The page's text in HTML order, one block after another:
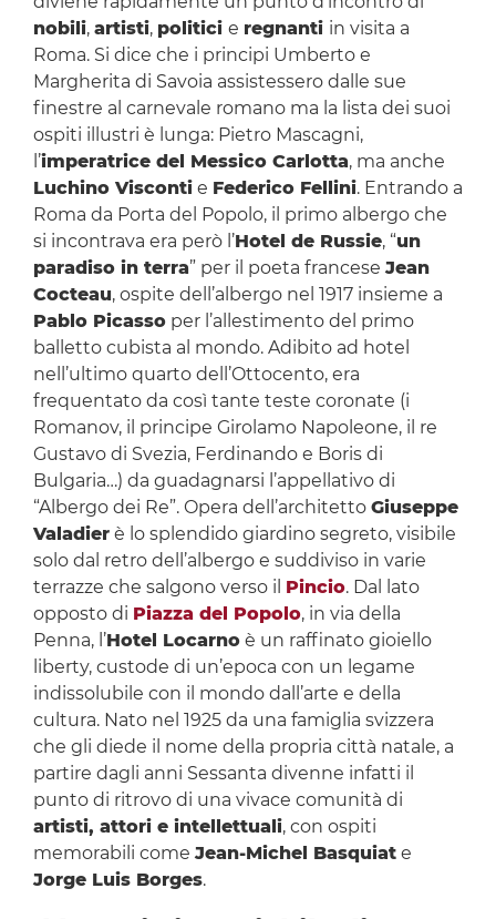
nobili, artisti, politici e regnanti in visita a
Roma. Si dice che i principi Umberto e
Margherita di Savoia assistessero dalle sue
finestre al carnevale romano ma la lista dei suoi
ospiti illustri è lunga: Pietro Mascagni,
l’imperatrice del Messico Carlotta, ma anche
Luchino Viscontie Federico Fellini. Entrando a
Roma da Porta del Popolo, il primo albergo che
si incontrava era però l’Hotel de Russie, “un
paradiso in terra” per il poeta francese Jean
Cocteau, ospite dell’albergo nel 1917 insieme a
Pablo Picassoper l’allestimento del primo
balletto cubista al mondo. Adibito ad hotel
nell’ultimo quarto dell’Ottocento, era
frequentato da così tante teste coronate (i
Romanov, il principe Girolamo Napoleone, il re
Gustavo di Svezia, Ferdinando e Boris di
Bulgaria…) da guadagnarsi l’appellativo di
“Albergo dei Re”. Opera dell’architetto Giuseppe
Valadierè lo splendido giardino segreto, visibile
solo dal retro dell’albergo e suddiviso in varie
terrazze che salgono verso il Pincio. Dal lato
opposto di Piazza del Popolo, in via della
Penna, l’Hotel Locarnoè un raffinato gioiello
liberty, custode di un’epoca con un legame
indissolubile con il mondo dall’arte e della
cultura. Nato nel 1925 da una famiglia svizzera
che gli diede il nome della propria città natale, a
partire dagli anni Sessanta divenne infatti il
punto di ritrovo di una vivace comunità di
artisti, attori e intellettuali, con ospiti
memorabili come Jean-Michel Basquiate
Jorge Luis Borges.